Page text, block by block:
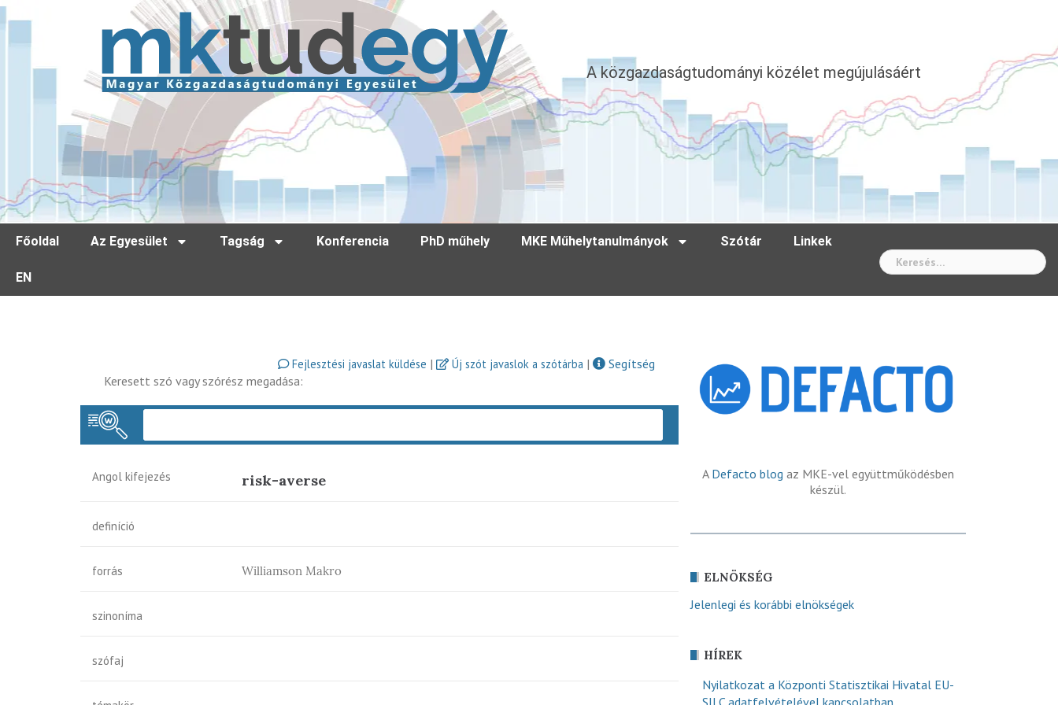
A közgazdaságtudományi közélet megújulásáért
Főoldal Az Egyesület Tagság Konferencia PhD műhely MKE Műhelytanulmányok Szótár Linkek
EN
Fejlesztési javaslat küldése | Új szót javaslok a szótárba |
Segítség
Keresett szó vagy szórész megadása:
Angol kifejezés risk-averse
definíció
forrás Williamson Makro
szinoníma
szófaj
A Defacto blog az MKE-vel együttműködésben
készül.
ELNÖKSÉG
Jelenlegi és korábbi elnökségek
HÍREK
Nyilatkozat a Központi Statisztikai Hivatal EU-
SILC adatfelvételével kapcsolatban